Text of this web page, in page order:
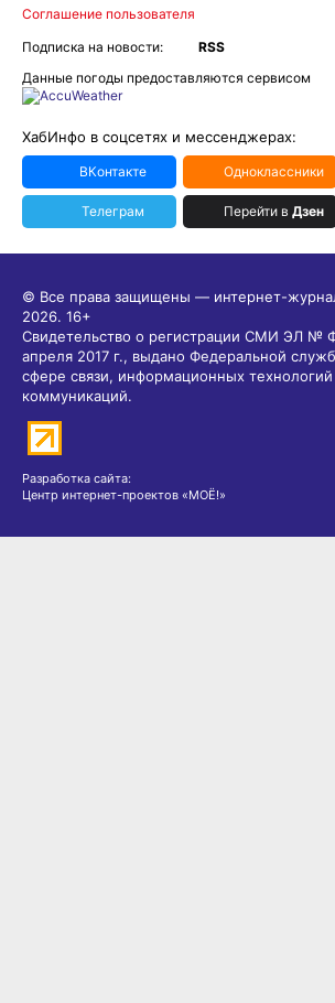
Соглашение пользователя
Подписка на новости:
RSS
Данные погоды предоставляются сервисом
ХабИнфо в соцсетях и мессенджерах:
ВКонтакте Одноклассники
Телеграм Перейти в Дзен
© Все права защищены — интернет-
2026. 16+
Свидетельство о регистрации СМИ ЭЛ №
апреля 2017 г., выдано Федеральной
сфере связи, информационных
коммуникаций.
Разработка сайта:
Центр интернет-проектов «МОЁ!»